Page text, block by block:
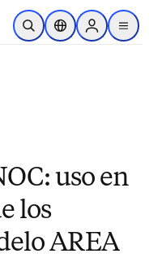
al contenido principal
Abrir búsqueda
Selector deSign in to
menu
uso en
los
AREA